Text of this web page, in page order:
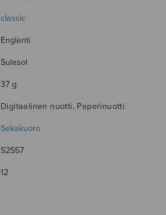
classic
Englanti
Sulasol
37 g
Digitaalinen nuotti, Paperinuotti
Sekakuoro
S2557
12